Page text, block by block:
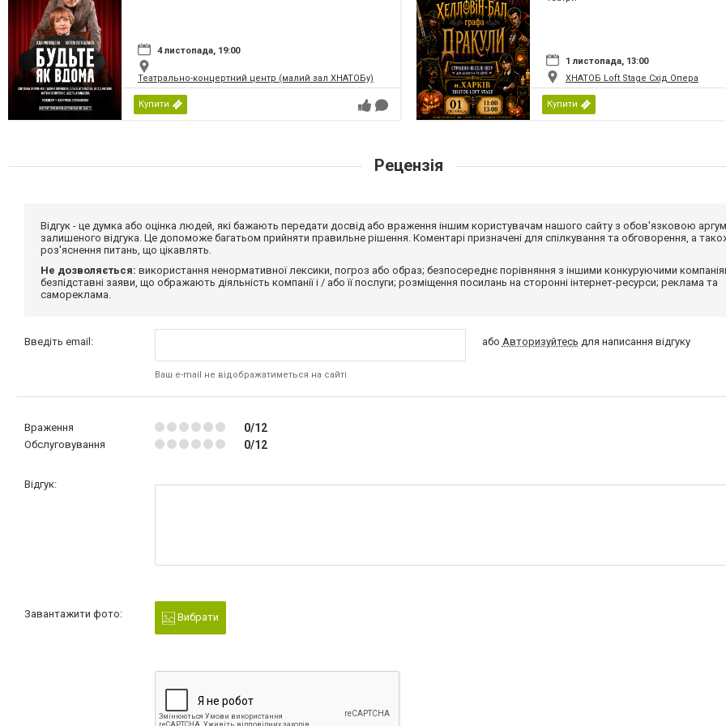
4 листопада, 19:00
Театрально-концертний центр (малий зал ХНАТОБу)
Купити
1 листопада, 13:00
ХНАТОБ Loft Stage Схід Опера
Купити
Рецензія
Відгук - це думка або оцінка людей, які бажають передати досвід або враження іншим користувачам нашого сайту з обов'язковою
залишеного відгука. Це допоможе багатьом прийняти правильне рішення. Коментарі призначені для спілкування та обговорення, а
роз'яснення питань, що цікавлять.
Не дозволяється: використання ненормативної лексики, погроз або образ; безпосереднє порівняння з іншими конкуруючими
безпідставні заяви, що ображають діяльність компанії і / або її послуги; розміщення посилань на сторонні інтернет-ресурси; реклама та
самореклама.
Введіть email:
Ваш e-mail не відображатиметься на сайті
або Авторизуйтесь для написання відгуку
Враження 0/12
Обслуговування 0/12
Відгук:
Завантажити фото: Вибрати